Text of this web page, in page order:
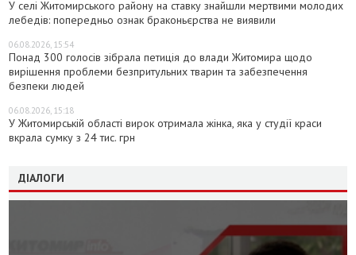
У селі Житомирського району на ставку знайшли мертвими молодих
лебедів: попередньо ознак браконьєрства не виявили
06.08.2026, 15:54
Понад 300 голосів зібрала петиція до влади Житомира щодо
вирішення проблеми безпритульних тварин та забезпечення
безпеки людей
06.08.2026, 15:18
У Житомирській області вирок отримала жінка, яка у студії краси
вкрала сумку з 24 тис. грн
ДІАЛОГИ